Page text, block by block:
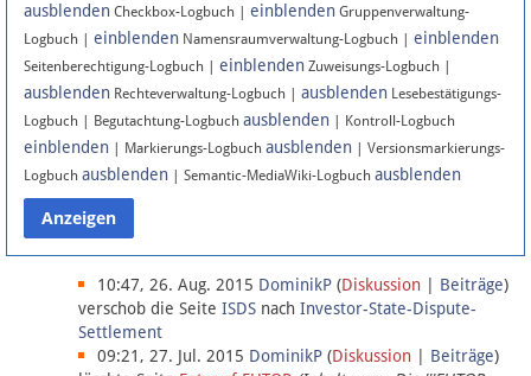
Facebook
Instagram
Anmelden
Datenschutz
Über Lobbypedia
Impressum
ausblenden Checkbox-Logbuch | einblenden Gruppenverwaltung-
Logbuch | einblenden Namensraumverwaltung-Logbuch | einblenden
Seitenberechtigung-Logbuch | einblenden Zuweisungs-Logbuch |
ausblenden Rechteverwaltung-Logbuch | ausblenden Lesebestätigungs-
Logbuch | Begutachtung-Logbuch ausblenden | Kontroll-Logbuch
einblenden | Markierungs-Logbuch ausblenden | Versionsmarkierungs-
Logbuch ausblenden | Semantic-MediaWiki-Logbuch ausblenden
10:47, 26. Aug. 2015 DominikP (Diskussion Beiträge)
verschob die Seite ISDS nach Investor-State-Dispute-
Settlement
09:21, 27. Jul. 2015 DominikP (Diskussion Beiträge)